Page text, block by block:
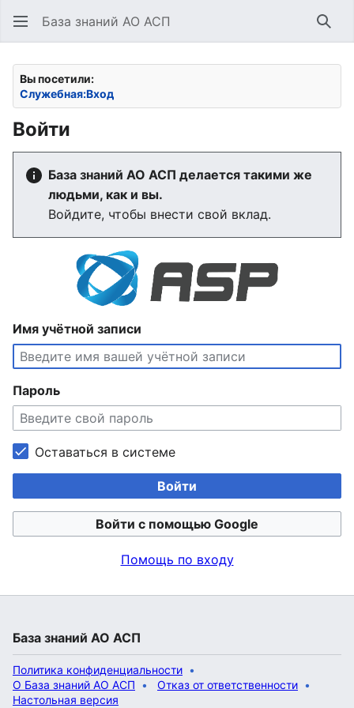
База знаний АО АСП
Вы посетили:
Служебная:Вход
Войти
База знаний АО АСП делается такими же
людьми, как и вы.
Войдите, чтобы внести свой вклад.
Имя учётной записи
Пароль
Оставаться в системе
Войти
Войти с помощью Google
Помощь по входу
База знаний АО АСП
Политика конфиденциальности
О База знаний АО АСП
Отказ от ответственности
Настольная версия